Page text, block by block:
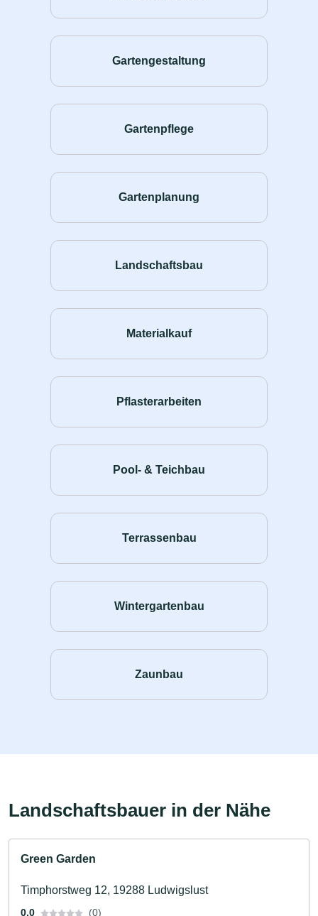
Gartengestaltung
Gartenpflege
Gartenplanung
Landschaftsbau
Materialkauf
Pflasterarbeiten
Pool- & Teichbau
Terrassenbau
Wintergartenbau
Zaunbau
Landschaftsbauer in der Nähe
Green Garden
Timphorstweg 12, 19288 Ludwigslust
0.0 (0)